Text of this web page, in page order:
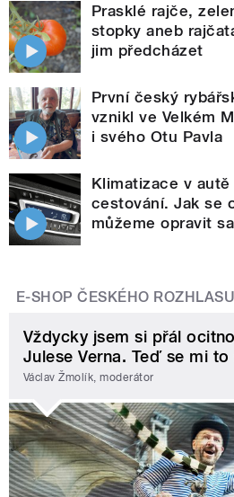
Prasklé rajče,
stopky aneb
jim předcházet
První český
vznikl ve Velkém
i svého Otu Pavla
Klimatizace v
cestování. Jak se
můžeme opravit
E-SHOP ČESKÉHO ROZHLASU
Vždycky jsem si přál
Julese Verna. Teď se mi to
Václav Žmolík, moderátor